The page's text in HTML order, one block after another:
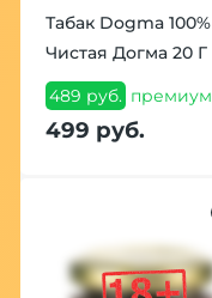
Табак Dogma 100%
Чистая Догма 20 Г
489 руб. премиум
499 руб.